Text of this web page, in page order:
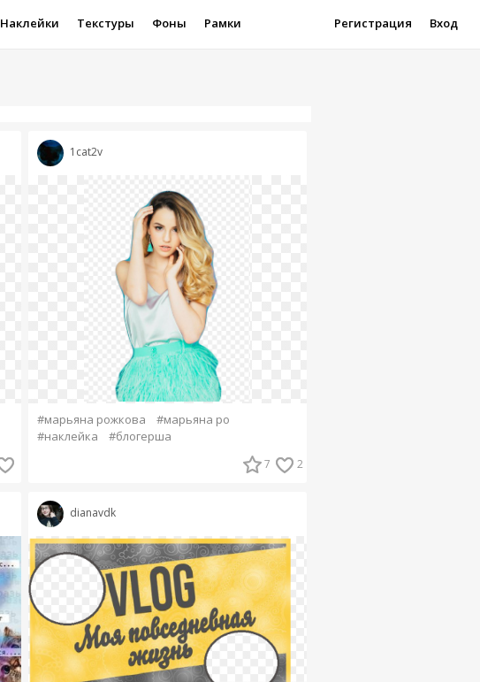
Наклейки Текстуры Фоны Рамки Регистрация Вход
1cat2v
#марьяна рожкова
#марьяна ро
#наклейка
#блогерша
7 2
dianavdk